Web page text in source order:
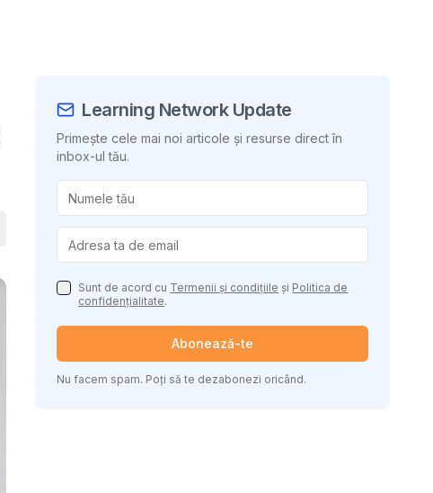
conținutul
Learning Network Update
Primește cele mai noi articole și resurse direct în
inbox-ul tău.
Sunt de acord cu Termenii și condițiile și Politica de
confidențialitate.
Abonează-te
Nu facem spam. Poți să te dezabonezi oricând.